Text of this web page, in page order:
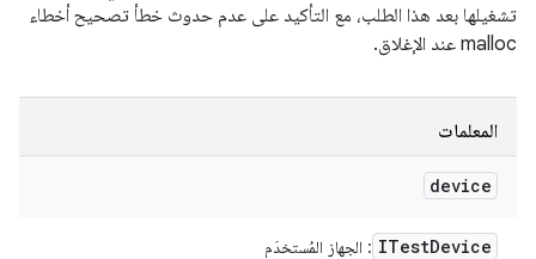
تشغيلها بعد هذا الطلب، مع التأكيد على عدم حدوث خطأ تصحيح أخطاء
malloc عند الإغلاق.
المعلمات
device
ITestDevice : الجهاز المُستخدَم